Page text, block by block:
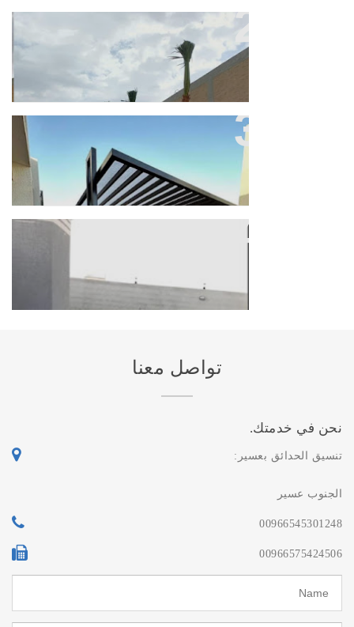
من اعمالنا في النخيل
عمل المظلات وتنسيق الحديقه
تواصل معنا
نحن في خدمتك.
تنسيق الحدائق بعسير:
الجنوب عسير
00966545301248
00966575424506